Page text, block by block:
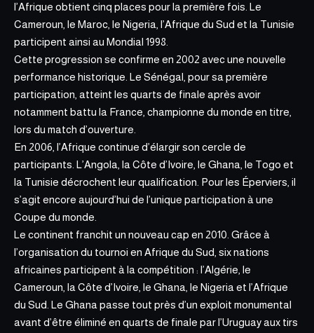
l’Afrique obtient cinq places pour la première fois. Le
Cameroun, le Maroc, le Nigeria, l’Afrique du Sud et la Tunisie
participent ainsi au Mondial 1998.
Cette progression se confirme en 2002 avec une nouvelle
performance historique. Le Sénégal, pour sa première
participation, atteint les quarts de finale après avoir
notamment battu la France, championne du monde en titre,
lors du match d’ouverture.
En 2006, l’Afrique continue d’élargir son cercle de
participants. L’Angola, la Côte d’Ivoire, le Ghana, le Togo et
la Tunisie décrochent leur qualification. Pour les Éperviers, il
s’agit encore aujourd’hui de l’unique participation à une
Coupe du monde.
Le continent franchit un nouveau cap en 2010. Grâce à
l’organisation du tournoi en Afrique du Sud, six nations
africaines participent à la compétition : l’Algérie, le
Cameroun, la Côte d’Ivoire, le Ghana, le Nigeria et l’Afrique
du Sud. Le Ghana passe tout près d’un exploit monumental
avant d’être éliminé en quarts de finale par l’Uruguay aux tirs